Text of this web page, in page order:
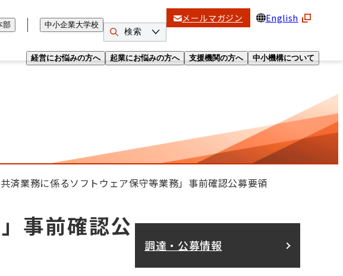
経営にお悩みの方へ 起業にお悩みの方へ 支援機関の方へ 中小機構について
部 中小企業大学校
検索
メールマガジン English
済業務に係るソフトウェア保守等業務」事前確認公募要領
事前確認公
調達・公募情報